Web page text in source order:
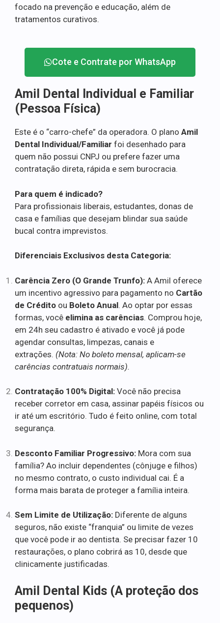
focado na prevenção e educação, além de
tratamentos curativos.
Cote e Contrate por WhatsApp
Amil Dental Individual e Familiar
(Pessoa Física)
Este é o “carro-chefe” da operadora. O plano Amil
Dental Individual/Familiar foi desenhado para
quem não possui CNPJ ou prefere fazer uma
contratação direta, rápida e sem burocracia.
Para quem é indicado?
Para profissionais liberais, estudantes, donas de
casa e famílias que desejam blindar sua saúde
bucal contra imprevistos.
Diferenciais Exclusivos desta Categoria:
Carência Zero (O Grande Trunfo): A Amil oferece
um incentivo agressivo para pagamento no Cartão
de Crédito ou Boleto Anual. Ao optar por essas
formas, você elimina as carências. Comprou hoje,
em 24h seu cadastro é ativado e você já pode
agendar consultas, limpezas, canais e
extrações. (Nota: No boleto mensal, aplicam-se
carências contratuais normais).
Contratação 100% Digital: Você não precisa
receber corretor em casa, assinar papéis físicos ou
ir até um escritório. Tudo é feito online, com total
segurança.
Desconto Familiar Progressivo: Mora com sua
família? Ao incluir dependentes (cônjuge e filhos)
no mesmo contrato, o custo individual cai. É a
forma mais barata de proteger a família inteira.
Sem Limite de Utilização: Diferente de alguns
seguros, não existe “franquia” ou limite de vezes
que você pode ir ao dentista. Se precisar fazer 10
restaurações, o plano cobrirá as 10, desde que
clinicamente justificadas.
Amil Dental Kids (A proteção dos
pequenos)